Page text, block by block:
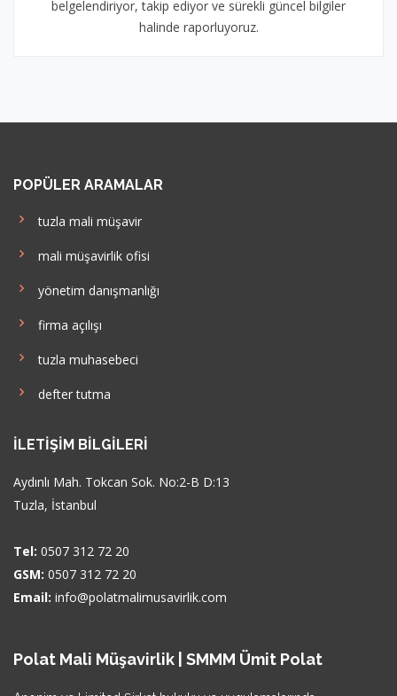
belgelendiriyor, takip ediyor ve sürekli güncel bilgiler
halinde raporluyoruz.
POPÜLER ARAMALAR
tuzla mali müşavir
mali müşavirlik ofisi
yönetim danışmanlığı
firma açılışı
tuzla muhasebeci
defter tutma
İLETIŞIM BILGILERI
Aydınlı Mah. Tokcan Sok. No:2-B D:13
Tuzla, İstanbul
Tel: 0507 312 72 20
GSM: 0507 312 72 20
Email: info@polatmalimusavirlik.com
Polat Mali Müşavirlik | SMMM Ümit Polat